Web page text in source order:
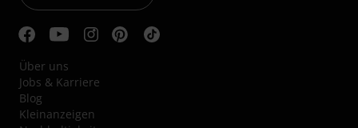
Über uns
Jobs & Karriere
Blog
Kleinanzeigen